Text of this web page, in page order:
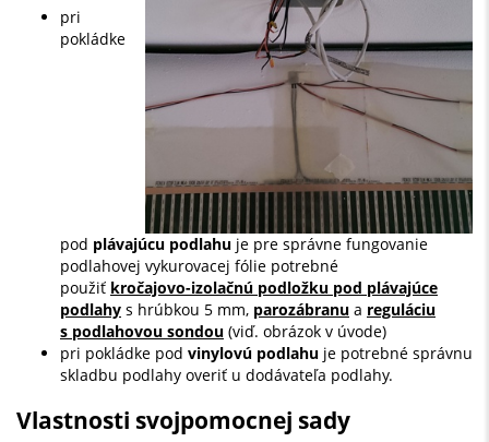
pri
pokládke
pod plávajúcu podlahu je pre správne fungovanie
podlahovej vykurovacej fólie potrebné
použiť kročajovo-izolačnú podložku pod plávajúce
podlahy s hrúbkou 5 mm, parozábranu a reguláciu
s podlahovou sondou (viď. obrázok v úvode)
pri pokládke pod vinylovú podlahu je potrebné správnu
skladbu podlahy overiť u dodávateľa podlahy.
Vlastnosti svojpomocnej sady